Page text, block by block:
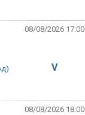
08/08/2026 17:00
V
08/08/2026 18:00